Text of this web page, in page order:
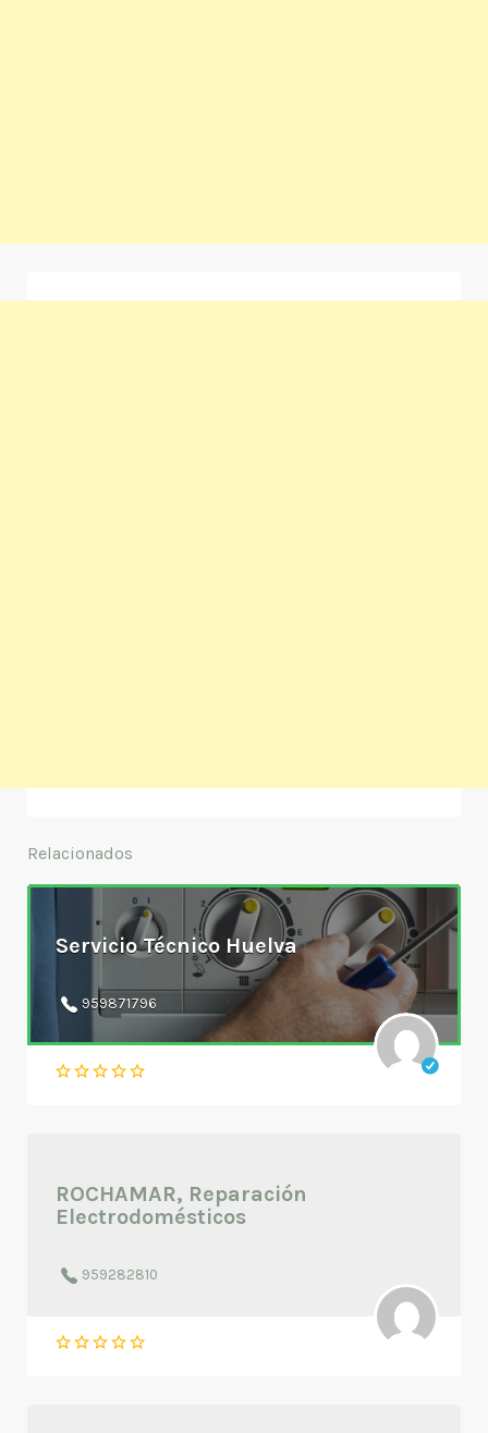
Relacionados
Servicio Técnico Huelva
959871796
ROCHAMAR, Reparación
Electrodomésticos
959282810